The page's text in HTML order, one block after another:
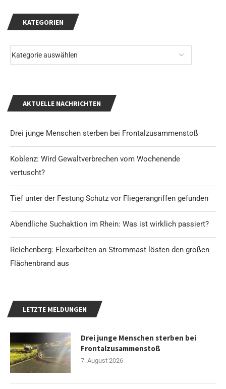
KATEGORIEN
AKTUELLE NACHRICHTEN
Drei junge Menschen sterben bei Frontalzusammenstoß
Koblenz: Wird Gewaltverbrechen vom Wochenende
vertuscht?
Tief unter der Festung Schutz vor Fliegerangriffen gefunden
Abendliche Suchaktion im Rhein: Was ist wirklich passiert?
Reichenberg: Flexarbeiten an Strommast lösten den großen
Flächenbrand aus
LETZTE MELDUNGEN
Drei junge Menschen sterben bei
Frontalzusammenstoß
7. August 2026